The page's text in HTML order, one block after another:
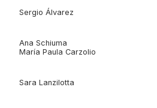
Sergio Álvarez
Ana Schiuma
María Paula Carzolio
Sara Lanzilotta